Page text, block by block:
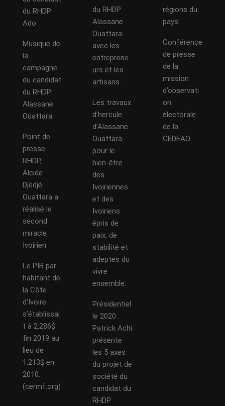
du RHDP
Ado
Musique de
la
campagne
du candidat
du RHDP
Alassane
Ouattara
Point de
presse
RHDP,
Alcide
Djédjé :
Ouattara a
réalisé le
second
miracle
Ivoirien
Le PIB par
habitant de
la Côte
d’Ivoire
s’établissai
t à 2.286$
fin 2019 au
lieu de
1.213$ en
2010.
(cermf.org)
du RHDP
Alassane
Ouattara
avec les
entreprene
urs et les
artisans.
Les travaux
d’hercule
d’Alassane
Ouattara
pour le
bien-être
des
Ivoiriennes
et des
Ivoiriens
épris de
paix, de
stabilité et
adeptes du
vivre
ensemble.
Présidentiel
le 2020 :
Patrick Achi
présente
les 5 axes
du projet de
société du
candidat du
RHDP
régions du
pays.
Conférence
de presse
de la
mission
d’observati
on
électorale
de la
CEDEAO